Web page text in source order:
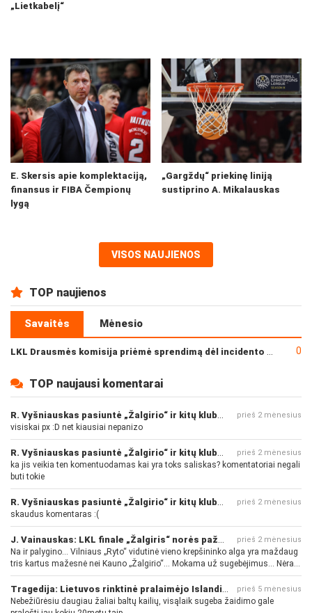
„Lietkabelį“
E. Skersis apie komplektaciją,
finansus ir FIBA Čempionų
lygą
„Gargždų“ priekinę liniją
sustiprino A. Mikalauskas
VISOS NAUJIENOS
TOP naujienos
Savaitės Mėnesio
LKL Drausmės komisija priėmė sprendimą dėl incidento po „Neptūno“ ir „Juventus“ rungtynių 0
TOP naujausi komentarai
R. Vyšniauskas pasiuntė „Žalgirio“ ir kitų klubų fanus prieš 2 mėnesius
visiskai px :D net kiausiai nepanizo
R. Vyšniauskas pasiuntė „Žalgirio“ ir kitų klubų fanus prieš 2 mėnesius
ka jis veikia ten komentuodamas kai yra toks saliskas? komentatoriai negali
buti tokie
R. Vyšniauskas pasiuntė „Žalgirio“ ir kitų klubų fanus prieš 2 mėnesius
skaudus komentaras :(
J. Vainauskas: LKL finale „Žalgiris“ norės pažeminti „Rytą“ prieš 2 mėnesius
Na ir palygino... Vilniaus „Ryto“ vidutinė vieno krepšininko alga yra maždaug
tris kartus mažesnė nei Kauno „Žalgirio“... Mokama už sugebėjimus... Nėra
pinigų - nėra gerų žaidėjų...
Tragedija: Lietuvos rinktinė pralaimėjo Islandijai prieš 5 mėnesius
Nebežiūrėsiu daugiau žaliai baltų kailių, visąlaik sugeba žaidimo gale